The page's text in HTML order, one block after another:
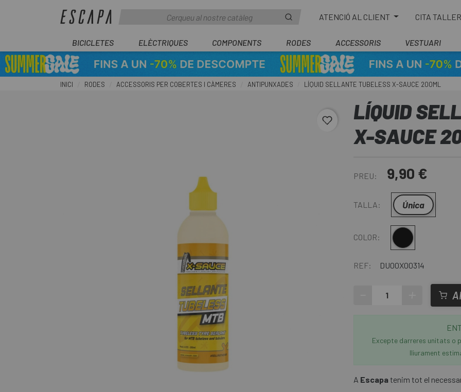
ATENCIÓ AL CLIENT CITA
BICICLETES ELÈCTRIQUES COMPONENTS RODES ACCESSORIS VESTUARI
INICI RODES ACCESSORIS PER COBERTES I CÀMERES ANTIPUNXADES LÍQUID SELLANTE TUBELESS X-SAUCE 200ML
favorite_border
LÍQUID
X-SAUCE
PREU: 9,90 €
TALLA: Única
COLOR: Multi
REF: DU00X00314
Excepte darreres unitats o
lliurament
A Escapatenim tot el